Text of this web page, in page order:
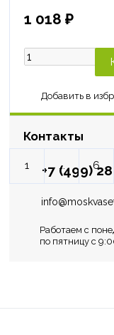
Контакты
+7 (499)
Работаем с
по пятницу с
1 018 ₽
1 ... 6